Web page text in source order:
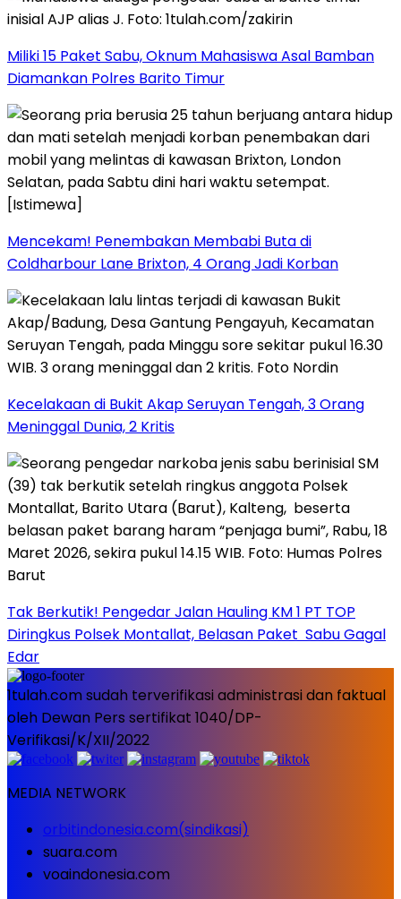
Miliki 15 Paket Sabu, Oknum Mahasiswa Asal Bamban
Diamankan Polres Barito Timur
Mencekam! Penembakan Membabi Buta di
Coldharbour Lane Brixton, 4 Orang Jadi Korban
Kecelakaan di Bukit Akap Seruyan Tengah, 3 Orang
Meninggal Dunia, 2 Kritis
Tak Berkutik! Pengedar Jalan Hauling KM 1 PT TOP
Diringkus Polsek Montallat, Belasan Paket Sabu Gagal
Edar
1tulah.com sudah terverifikasi administrasi dan faktual
oleh Dewan Pers sertifikat 1040/DP-
Verifikasi/K/XII/2022
MEDIA NETWORK
orbitindonesia.com(sindikasi)
suara.com
voaindonesia.com